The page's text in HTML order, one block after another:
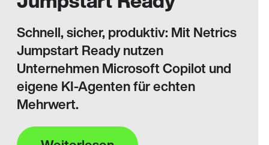
Schnell, sicher, produktiv: Mit Netrics
Jumpstart Ready nutzen
Unternehmen Microsoft Copilot und
eigene KI-Agenten für echten
Mehrwert.